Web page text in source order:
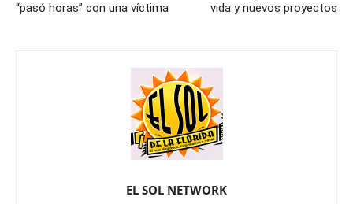
“pasó horas” con una víctima
vida y nuevos proyectos
EL SOL NETWORK